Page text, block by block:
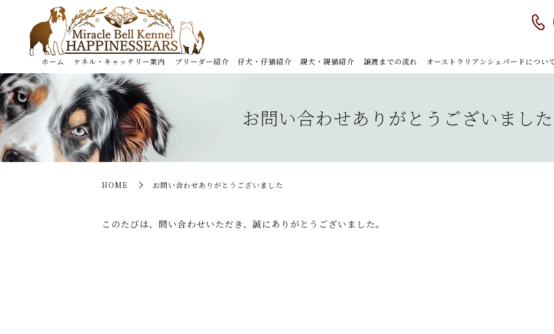
ホーム ケネル・キャッテリー案内 ブリーダー紹介 仔犬・仔猫紹介 親犬・親猫紹介 譲渡までの流れ オーストラリアンシェパードについ
お問い合わせありがとうございました
HOME お問い合わせありがとうございました
このたびは、問い合わせいただき、誠にありがとうございました。